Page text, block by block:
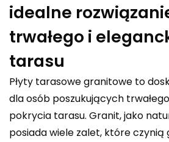
idealne
trwałego i
tarasu
Płyty tarasowe granitowe to
dla osób poszukujących
pokrycia tarasu. Granit, jako
posiada wiele zalet, które czynią